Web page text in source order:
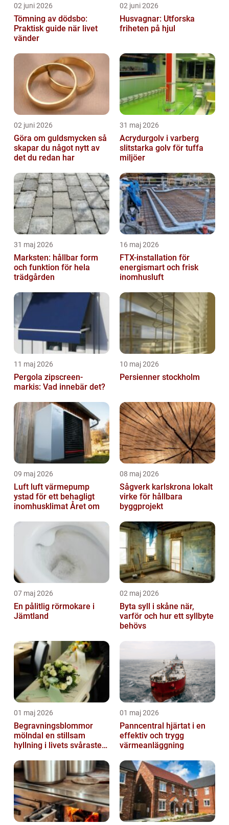
02 juni 2026
Tömning av dödsbo:
Praktisk guide när livet
vänder
02 juni 2026
Husvagnar: Utforska
friheten på hjul
02 juni 2026
Göra om guldsmycken så
skapar du något nytt av
det du redan har
31 maj 2026
Acrydurgolv i varberg
slitstarka golv för tuffa
miljöer
31 maj 2026
Marksten: hållbar form
och funktion för hela
trädgården
16 maj 2026
FTX-installation för
energismart och frisk
inomhusluft
11 maj 2026
Pergola zipscreen-
markis: Vad innebär det?
10 maj 2026
Persienner stockholm
09 maj 2026
Luft luft värmepump
ystad för ett behagligt
inomhusklimat Året om
08 maj 2026
Sågverk karlskrona lokalt
virke för hållbara
byggprojekt
07 maj 2026
En pålitlig rörmokare i
Jämtland
02 maj 2026
Byta syll i skåne när,
varför och hur ett syllbyte
behövs
01 maj 2026
Begravningsblommor
mölndal en stillsam
hyllning i livets svåraste
01 maj 2026
Panncentral hjärtat i en
effektiv och trygg
värmeanläggning